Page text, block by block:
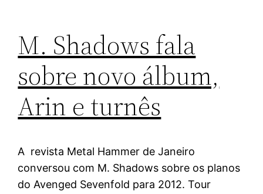
M. Shadows fala
sobre novo álbum,
Arin e turnês
A revista Metal Hammer de Janeiro
conversou com M. Shadows sobre os planos
do Avenged Sevenfold para 2012. Tour